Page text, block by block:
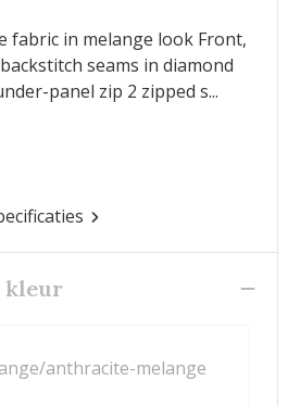
fabric in melange look Front,
seams in diamond
panel zip 2 zipped s...
kleur
anthracite-melange